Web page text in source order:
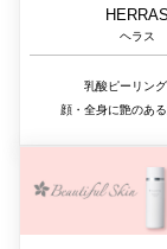
HERRAS
ヘラス
乳酸ピーリング
顔・全身に艶のあ